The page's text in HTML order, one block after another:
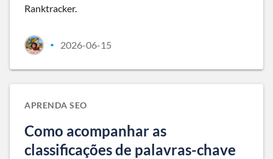
Ranktracker.
• 2026-06-15
APRENDA SEO
Como acompanhar as
classificações de palavras-chave